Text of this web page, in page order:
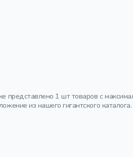
1 шт товаров с
из нашего гигантского каталога.